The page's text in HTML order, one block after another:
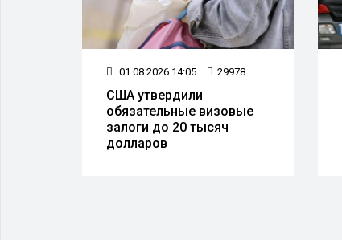
01.08.2026 14:05 29978
США утвердили
обязательные визовые
залоги до 20 тысяч
долларов